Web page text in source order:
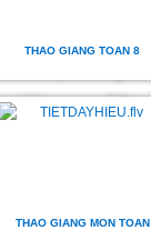
THAO GIANG TOAN 8
THAO GIANG MON TOAN